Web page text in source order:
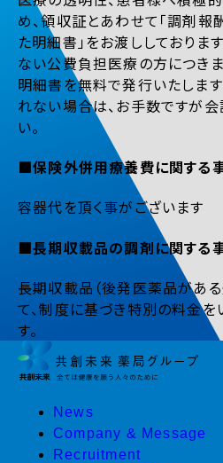
め、領収証とあわせて「調剤
た明細書」をお渡ししておりま
ない公費負担医療の方につき
明細書を無料で発行いたしま
れない場合は、お手数ですが
い。
■保険外併用療養費に関する
容器代を頂く事がございます
■長期収載品の調剤に関する
長期収載品（後発医薬品があ
て、制度に基づき特別の料金
す。
News
Company & Message
Recruitment